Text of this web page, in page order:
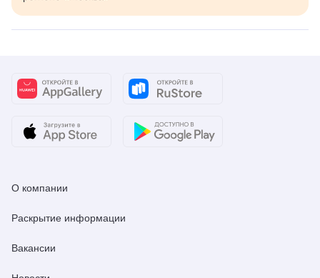
О компании
Раскрытие информации
Вакансии